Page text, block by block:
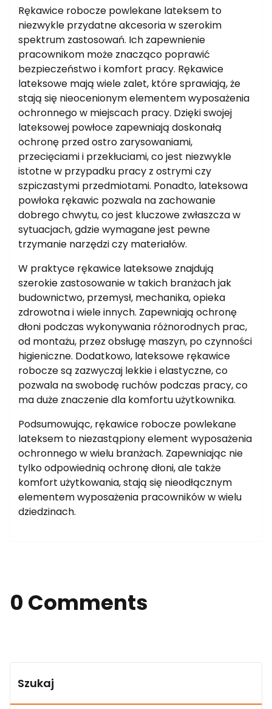
Rękawice robocze powlekane lateksem to
niezwykle przydatne akcesoria w szerokim
spektrum zastosowań. Ich zapewnienie
pracownikom może znacząco poprawić
bezpieczeństwo i komfort pracy. Rękawice
lateksowe mają wiele zalet, które sprawiają, że
stają się nieocenionym elementem wyposażenia
ochronnego w miejscach pracy. Dzięki swojej
lateksowej powłoce zapewniają doskonałą
ochronę przed ostro zarysowaniami,
przecięciami i przekłuciami, co jest niezwykle
istotne w przypadku pracy z ostrymi czy
szpiczastymi przedmiotami. Ponadto, lateksowa
powłoka rękawic pozwala na zachowanie
dobrego chwytu, co jest kluczowe zwłaszcza w
sytuacjach, gdzie wymagane jest pewne
trzymanie narzędzi czy materiałów.
W praktyce rękawice lateksowe znajdują
szerokie zastosowanie w takich branżach jak
budownictwo, przemysł, mechanika, opieka
zdrowotna i wiele innych. Zapewniają ochronę
dłoni podczas wykonywania różnorodnych prac,
od montażu, przez obsługę maszyn, po czynności
higieniczne. Dodatkowo, lateksowe rękawice
robocze są zazwyczaj lekkie i elastyczne, co
pozwala na swobodę ruchów podczas pracy, co
ma duże znaczenie dla komfortu użytkownika.
Podsumowując, rękawice robocze powlekane
lateksem to niezastąpiony element wyposażenia
ochronnego w wielu branżach. Zapewniając nie
tylko odpowiednią ochronę dłoni, ale także
komfort użytkowania, stają się nieodłącznym
elementem wyposażenia pracowników w wielu
dziedzinach.
0 Comments
Szukaj